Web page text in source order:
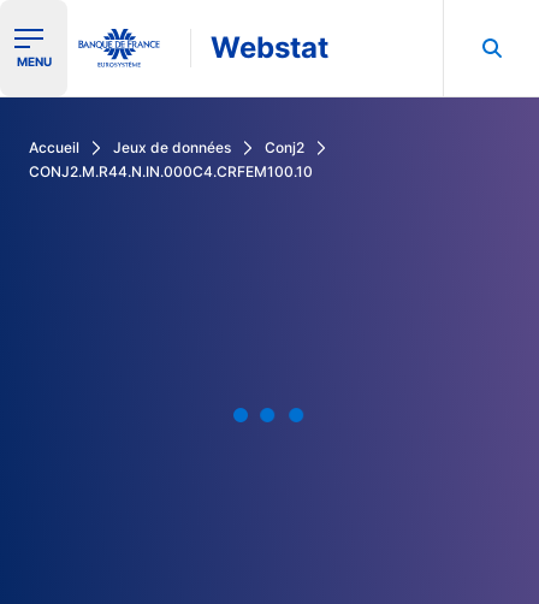
Ouvrir le menu de navigation
MENU Webstat
Accueil Jeux de données
Conj2
CONJ2.M.R44.N.IN.000C4.CRFEM100.10